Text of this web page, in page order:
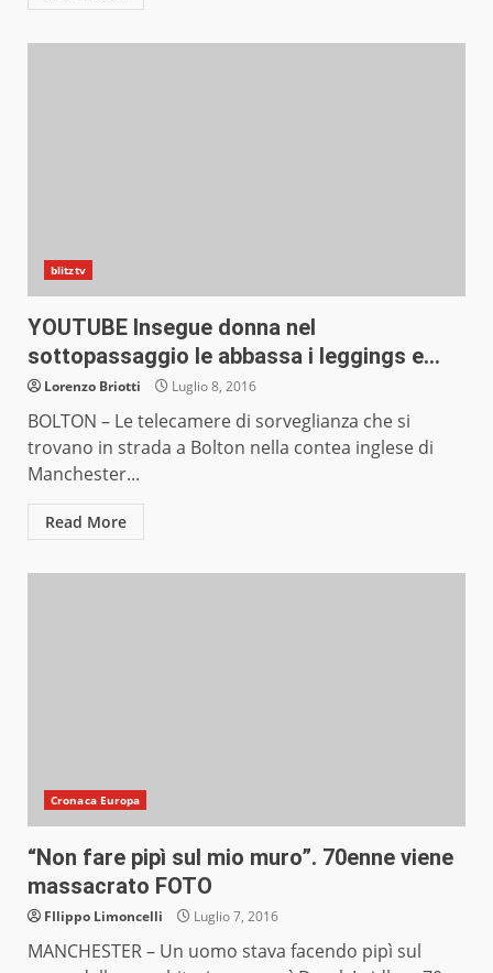
blitztv
YOUTUBE Insegue donna nel
sottopassaggio le abbassa i leggings e…
Lorenzo Briotti Luglio 8, 2016
BOLTON – Le telecamere di sorveglianza che si
trovano in strada a Bolton nella contea inglese di
Manchester...
Read More
Cronaca Europa
“Non fare pipì sul mio muro”. 70enne viene
massacrato FOTO
FIlippo Limoncelli Luglio 7, 2016
MANCHESTER – Un uomo stava facendo pipì sul